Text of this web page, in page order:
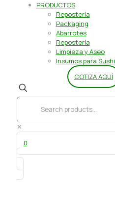
PRODUCTOS
Repostería
Packaging
Abarrotes
Repostería
Limpieza y Aseo
Insumos para Sushi
COTIZA AQUÍ
✕
0